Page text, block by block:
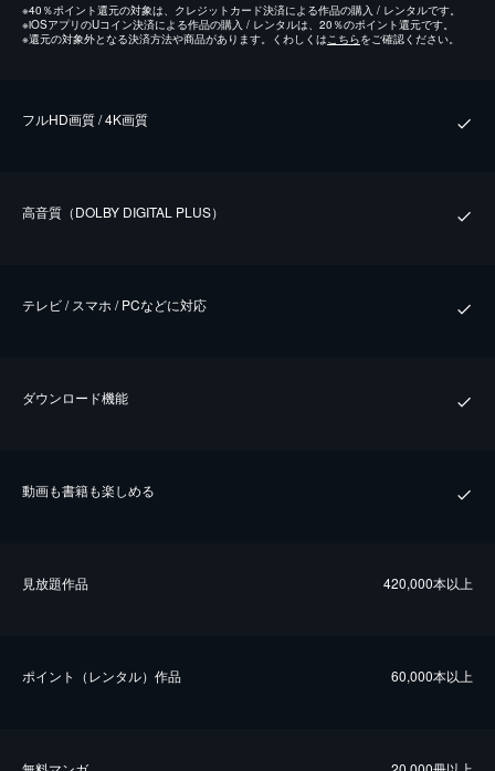
※40％ポイント還元の対象は、クレジットカード決済による作品の購入 / レンタルです。
※iOSアプリのUコイン決済による作品の購入 / レンタルは、20％のポイント還元です。
※還元の対象外となる決済方法や商品があります。くわしくは こちらをご確認ください。
フルHD画質 / 4K画質
⾼⾳質（DOLBY DIGITAL PLUS）
テレビ / スマホ / PCなどに対応
ダウンロード機能
動画も書籍も楽しめる
⾒放題作品 420,000本以上
ポイント（レンタル）作品 60,000本以上